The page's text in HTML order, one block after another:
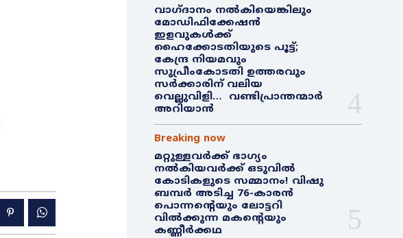
വാഗ്ദാനം നൽകിയെങ്കിലും
മോഡിഫിക്കേഷൻ
ഇളവുകൾക്ക്
ഹൈക്കോടതിയുടെ പൂട്ട്;
കേന്ദ്ര നിയമവും
സുപ്രീംകോടതി ഉത്തരവും
സർക്കാരിന് വലിയ
വെല്ലുവിളി… വണ്ടിപ്രാന്തന്മാർ
അറിയാൻ
Breaking now
മറ്റുള്ളവർക്ക് ഭാഗ്യം
നൽകിയവർക്ക് ഒടുവിൽ
കോടികളുടെ സമ്മാനം! വിഷു
ബമ്പർ അടിച്ച 76-കാരൻ
പൊന്നന്റെയും ലോട്ടറി
വിൽക്കുന്ന മകന്റെയും
കണ്ണീർക്കഥ